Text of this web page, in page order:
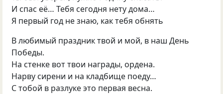
И спас её… Тебя сегодня нету дома…
Я первый год не знаю, как тебя обнять
В любимый праздник твой и мой, в наш День
Победы.
На стенке вот твои награды, ордена.
Нарву сирени и на кладбище поеду…
С тобой в разлуке это первая весна.